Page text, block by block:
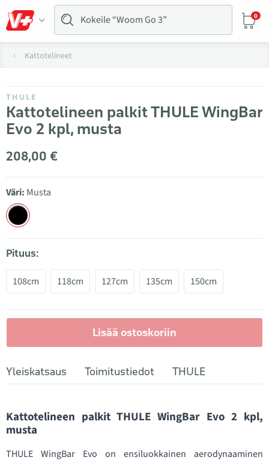
0
Kattotelineet
THULE
Kattotelineen palkit THULE WingBar
Evo 2 kpl, musta
208,00 €
Väri: Musta
Pituus:
108cm 118cm 127cm 135cm 150cm
Lisää ostoskoriin
Yleiskatsaus Toimitustiedot THULE
Kattotelineen palkit THULE WingBar Evo 2 kpl,
musta
THULE WingBar Evo on ensiluokkainen aerodynaaminen